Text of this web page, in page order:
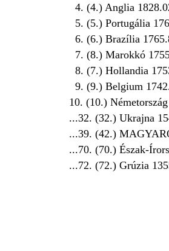
4. (4.) Anglia
5. (5.) Portugália
6. (6.) Brazília
7. (8.) Marokkó
8. (7.) Hollandia
9. (9.) Belgium
10. (10.)
...32. (32.) Ukrajna
...39. (42.)
...70. (70.) Észak-
...72. (72.) Grúzia